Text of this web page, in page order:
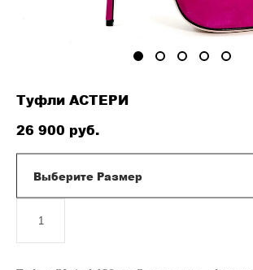
Туфли АСТЕРИ
26 900 pуб.
Выберите Размер